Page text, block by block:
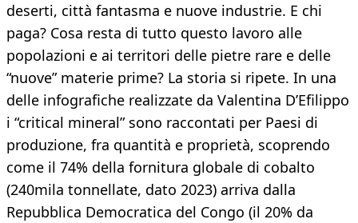
deserti, città fantasma e nuove industrie. E chi
paga? Cosa resta di tutto questo lavoro alle
popolazioni e ai territori delle pietre rare e delle
“nuove” materie prime? La storia si ripete. In una
delle infografiche realizzate da Valentina D’Efilippo
i “critical mineral” sono raccontati per Paesi di
produzione, fra quantità e proprietà, scoprendo
come il 74% della fornitura globale di cobalto
(240mila tonnellate, dato 2023) arriva dalla
Repubblica Democratica del Congo (il 20% da